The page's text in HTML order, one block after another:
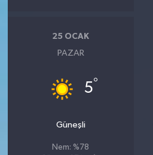
25 OCAK
PAZAR
5°
Güneşli
Nem: %78